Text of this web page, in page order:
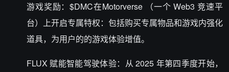
游戏奖励：$DMC在Motorverse （一个 Web3 竞速平
台） 上开启专属特权：包括购买专属物品和游戏内强化
道具，为用户的的游戏体验增值。
FLUX 赋能智能驾驶体验：从 2025 年第四季度开始，